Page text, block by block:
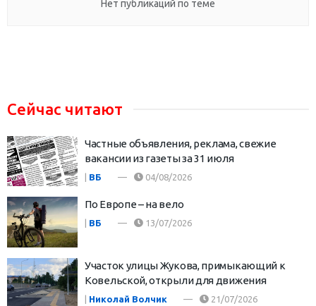
Нет публикаций по теме
Сейчас читают
Частные объявления, реклама, свежие
вакансии из газеты за 31 июля
ВБ 04/08/2026
По Европе – на вело
ВБ 13/07/2026
Участок улицы Жукова, примыкающий к
Ковельской, открыли для движения
Николай Волчик 21/07/2026